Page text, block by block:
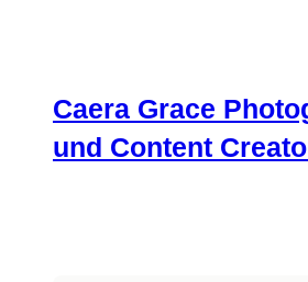
Caera Grace
und Content